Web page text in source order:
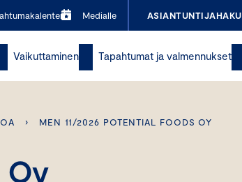
Medialle ASIANTUNTIJAHAKU
Vaikuttaminen Tapahtumat ja valmennukset
› MEN 11/2026 POTENTIAL FOODS OY
Oy